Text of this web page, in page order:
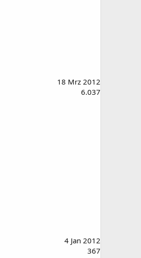
18 Mrz 2012
6.037
4 Jan 2012
367